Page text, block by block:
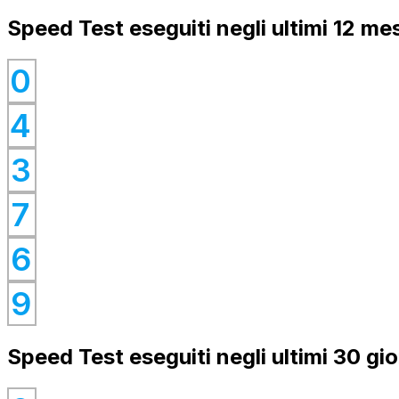
Speed Test eseguiti negli ultimi 12
0
0
4
0
3
0
7
0
6
0
9
0
Speed Test eseguiti negli ultimi 30